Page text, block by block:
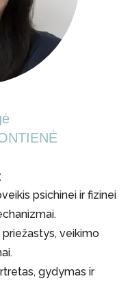
psichinei ir fizinei
veikimo
gydymas ir